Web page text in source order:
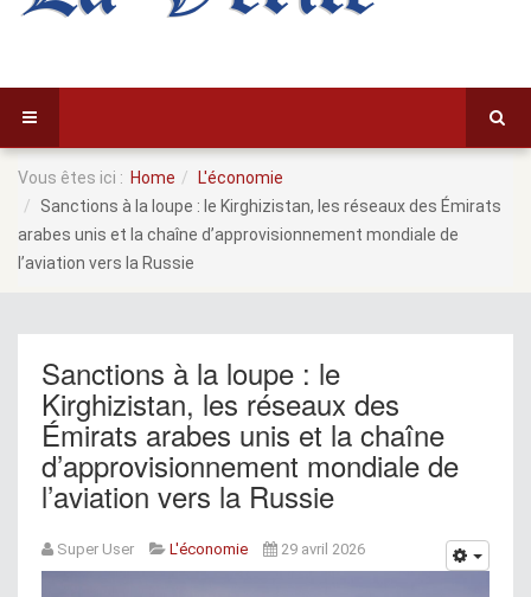
Vous êtes ici : Home
L'économie
Sanctions à la loupe : le Kirghizistan, les réseaux des Émirats
arabes unis et la chaîne d’approvisionnement mondiale de
l’aviation vers la Russie
Sanctions à la loupe : le
Kirghizistan, les réseaux des
Émirats arabes unis et la chaîne
d’approvisionnement mondiale de
l’aviation vers la Russie
Super User L'économie 29 avril 2026